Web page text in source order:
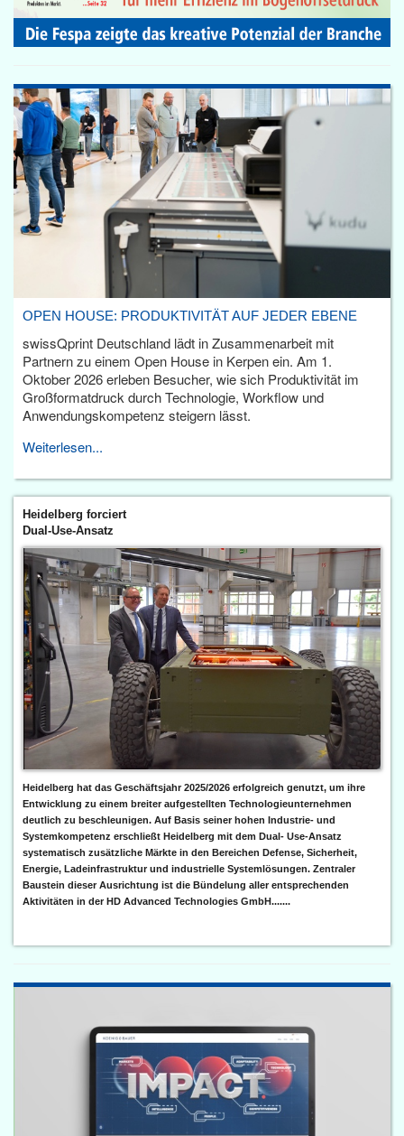
OPEN HOUSE: PRODUKTIVITÄT AUF JEDER EBENE
swissQprint Deutschland lädt in Zusammenarbeit mit
Partnern zu einem Open House in Kerpen ein. Am 1.
Oktober 2026 erleben Besucher, wie sich Produktivität im
Großformatdruck durch Technologie, Workflow und
Anwendungskompetenz steigern lässt.
Weiterlesen...
Heidelberg forciert
Dual-Use-Ansatz
Heidelberg hat das Geschäftsjahr 2025/2026 erfolgreich genutzt, um ihre
Entwicklung zu einem breiter aufgestellten Technologieunternehmen
deutlich zu beschleunigen. Auf Basis seiner hohen Industrie- und
Systemkompetenz erschließt Heidelberg mit dem Dual- Use-Ansatz
systematisch zusätzliche Märkte in den Bereichen Defense, Sicherheit,
Energie, Ladeinfrastruktur und industrielle Systemlösungen. Zentraler
Baustein dieser Ausrichtung ist die Bündelung aller entsprechenden
Aktivitäten in der HD Advanced Technologies GmbH.......